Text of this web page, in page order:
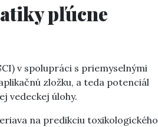
pľúcne
v spolupráci s priemyselnými
zložku, a teda potenciál
vedeckej úlohy.
na predikciu toxikologického